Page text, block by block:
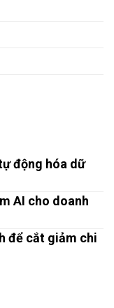
động hóa dữ
AI cho doanh
để cắt giảm chi